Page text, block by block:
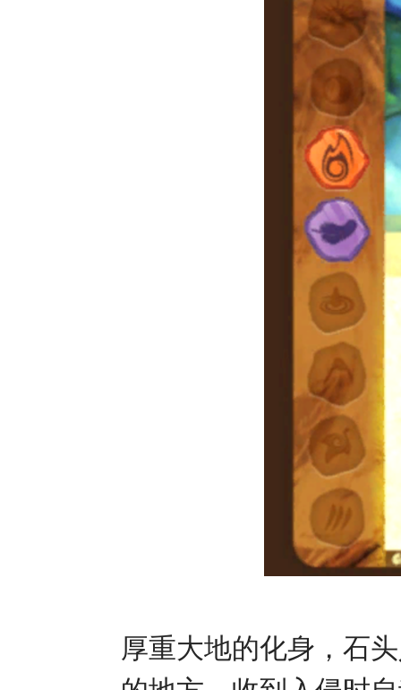
厚重大地的化身，石